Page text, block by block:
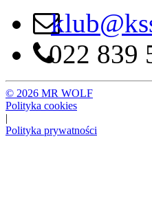
022 839
© 2026 MR WOLF
Polityka cookies
|
Polityka prywatności